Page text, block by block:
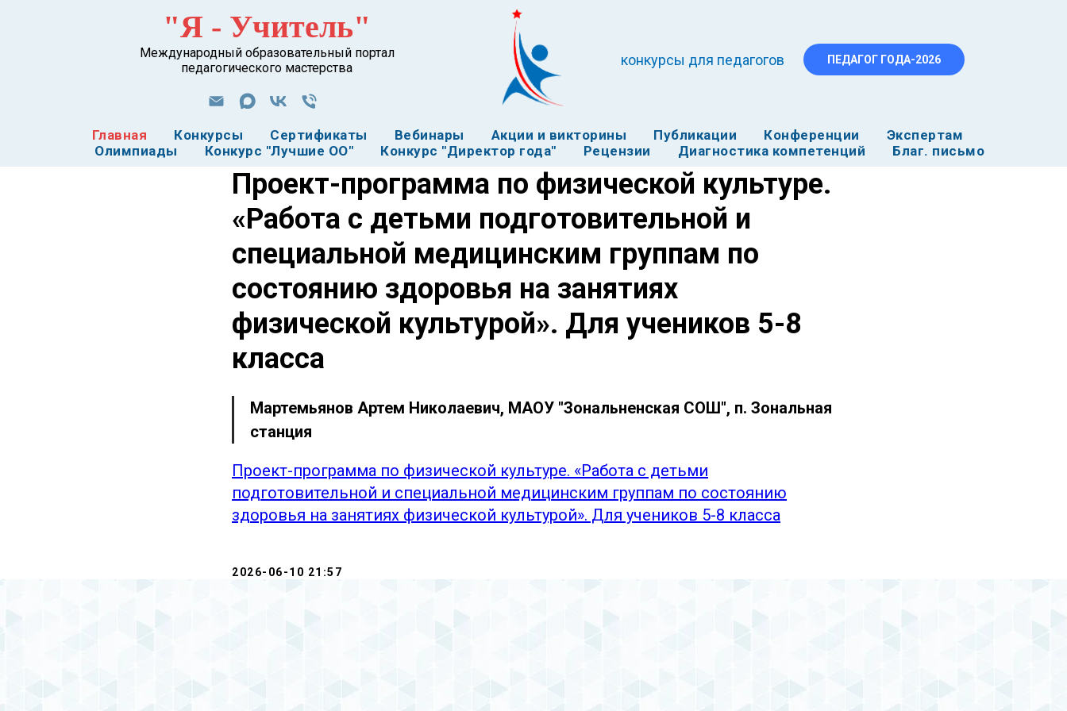
"Я - Учитель"
Международный образовательный портал
педагогического мастерства
конкурсы для педагогов ПЕДАГОГ ГОДА-2026
Главная Конкурсы Сертификаты Вебинары Акции и викторины Публикации Конференции
Экспертам
Олимпиады
Конкурс "Лучшие ОО" Конкурс "Директор года" Рецензии Диагностика компетенций Благ. письмо
Проект-программа по физической культуре.
«Работа с детьми подготовительной и
специальной медицинским группам по
состоянию здоровья на занятиях
физической культурой». Для учеников 5-8
класса
Мартемьянов Артем Николаевич, МАОУ "Зональненская СОШ", п. Зональная
станция
Проект-программа по физической культуре. «Работа с детьми
подготовительной и специальной медицинским группам по состоянию
здоровья на занятиях физической культурой». Для учеников 5-8 класса
2026-06-10 21:57